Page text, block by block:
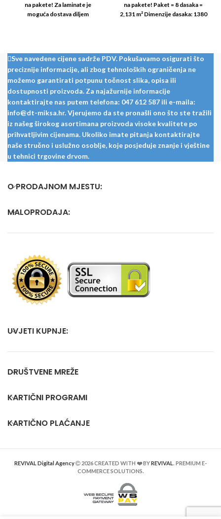
na pakete! Za laminate je
moguća dostava diljem
na pakete! Paket = 8 dasaka =
2,131 m² Dimenzije dasaka: 1380
Sve navedene cijene sadrže PDV. Pokušavamo osigurati što
preciznije informacije, ali zbog tehnoloških ograničenja ne
možemo garantirati potpunu točnost slika, opisa ili
dostupnosti proizvoda. Za najažurnije informacije
kontaktirajte nas putem telefona: 047 612 587 ili e-maila:
info@dt-miksa.hr. Vjerujemo da ste pronašli ono što ste tražili
iz našeg širokog asortimana proizvoda visoke kvalitete po
prihvatljivim cijenama. Ukoliko imate pitanja kontaktirajte
naše stručno i uslužno osoblje, koje posjeduje znanje i vještine
u tehnici trgovine drvom.
O PRODAJNOM MJESTU:
MALOPRODAJA:
UVJETI KUPNJE:
DRUŠTVENE MREŽE
KARTIČNI PROGRAMI
KARTIČNO PLAĆANJE
REVIVAL Digital Agency 2026 CREATED WITH ❤️ BYREVIVAL. PREMIUM E-
COMMERCE SOLUTIONS.